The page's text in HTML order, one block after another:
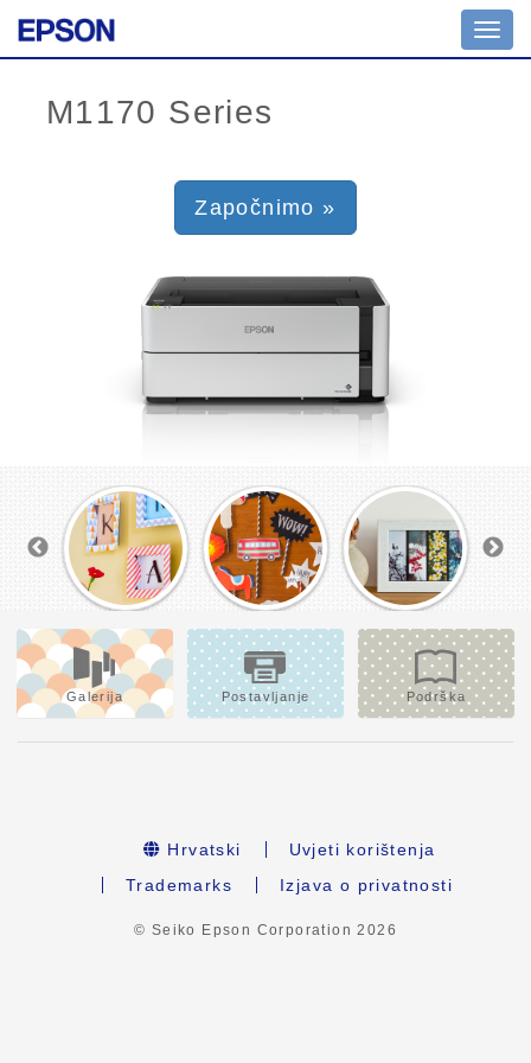
Započnimo »
Galerija Postavljanje Podrška
Hrvatski
Uvjeti korištenja
Trademarks
Izjava o privatnosti
© Seiko Epson Corporation2026